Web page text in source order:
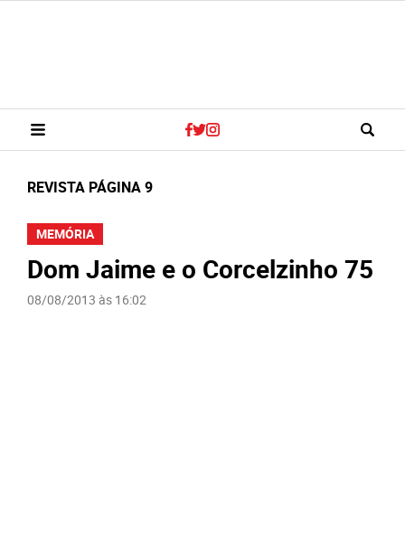
REVISTA PÁGINA 9
MEMÓRIA
Dom Jaime e o Corcelzinho 75
08/08/2013 às 16:02